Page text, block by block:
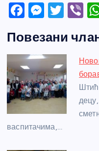
F
c
e
b
o
o
k
M
ss
e
n
g
er
T
itt
er
Vi
er
Повезани
васпитачима,…